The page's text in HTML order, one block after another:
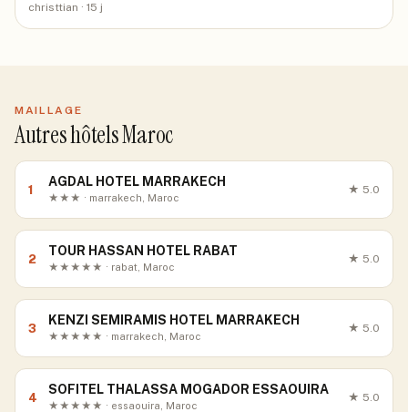
christtian · 15 j
MAILLAGE
Autres hôtels Maroc
1
AGDAL HOTEL MARRAKECH
★★★ · marrakech, Maroc
★ 5.0
2
TOUR HASSAN HOTEL RABAT
★★★★★ · rabat, Maroc
★ 5.0
3
KENZI SEMIRAMIS HOTEL MARRAKECH
★★★★★ · marrakech, Maroc
★ 5.0
4
SOFITEL THALASSA MOGADOR ESSAOUIRA
★★★★★ · essaouira, Maroc
★ 5.0